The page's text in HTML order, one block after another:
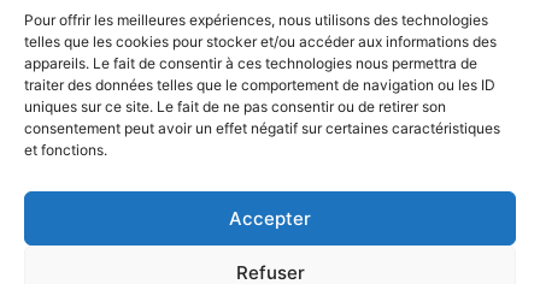
Pour offrir les meilleures expériences, nous utilisons des technologies
telles que les cookies pour stocker et/ou accéder aux informations des
appareils. Le fait de consentir à ces technologies nous permettra de
traiter des données telles que le comportement de navigation ou les ID
uniques sur ce site. Le fait de ne pas consentir ou de retirer son
consentement peut avoir un effet négatif sur certaines caractéristiques
et fonctions.
Accepter
Refuser
© Gouvernement du Québec, 2026
Plan du site
Accessibilité
Accès à l'information
Déclaration de services